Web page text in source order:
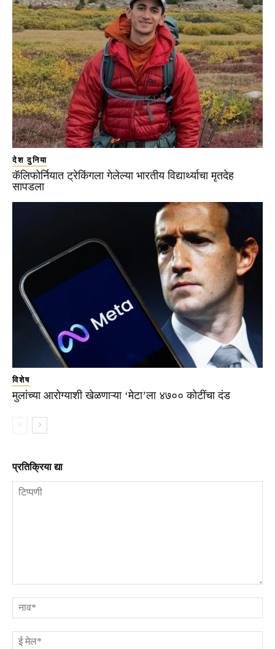
देश दुनिया
कॅलिफोर्नियात ट्रेकिंगला गेलेल्या भारतीय विद्यार्थ्याचा मृतदेह
सापडला
विशेष
मुलांच्या आरोग्याशी खेळणाऱ्या ‘मेटा’ला ४७०० कोटींचा दंड
प्रतिक्रिया द्या